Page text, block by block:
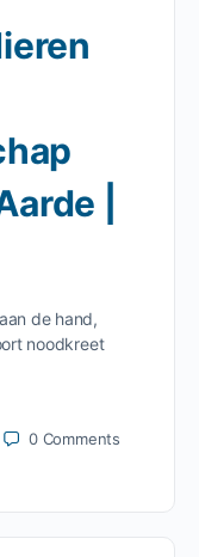
|
de hand,
noodkreet
0 Comments